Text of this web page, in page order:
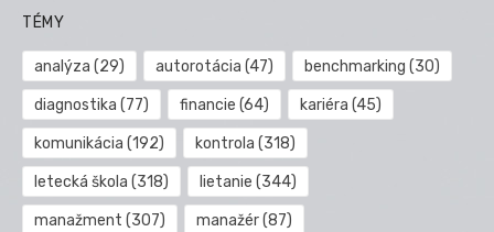
TÉMY
analýza (29) autorotácia (47) benchmarking (30)
diagnostika (77) financie (64) kariéra (45)
komunikácia (192) kontrola (318)
letecká škola (318) lietanie (344)
manažment (307) manažér(87)